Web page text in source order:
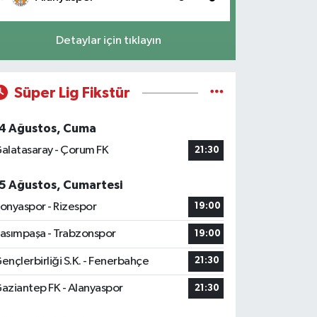
Detaylar için tıklayın
Süper Lig Fikstür
Ağustos, Cuma
- Çorum FK
21:30
Ağustos, Cumartesi
- Rizespor
19:00
- Trabzonspor 19:00
S.K. - Fenerbahçe 21:30
FK - Alanyaspor 21:30